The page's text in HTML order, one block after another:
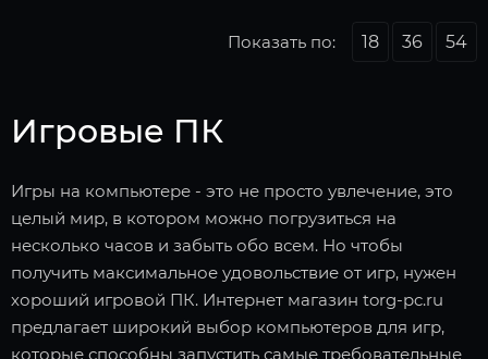
Показать по: 18 36 54
Игровые ПК
Игры на компьютере - это не просто увлечение, это
целый мир, в котором можно погрузиться на
несколько часов и забыть обо всем. Но чтобы
получить максимальное удовольствие от игр, нужен
хороший игровой ПК. Интернет магазин torg-pc.ru
предлагает широкий выбор компьютеров для игр,
которые способны запустить самые требовательные